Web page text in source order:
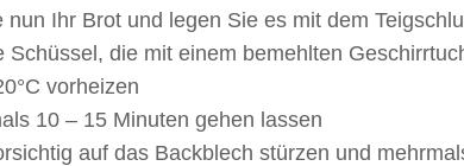
nun Ihr Brot und legen Sie es mit dem
Schüssel, die mit einem bemehlten
vorheizen
10 – 15 Minuten gehen lassen
auf das Backblech stürzen und